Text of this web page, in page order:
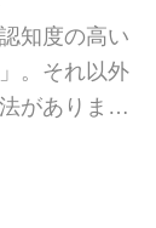
覧表にして
書類の発行
発行の方法
当サイトお
の一括査定
！ クルマ
知度の高い
。それ以外
がありま
それぞれに
るので、自
合わせた売